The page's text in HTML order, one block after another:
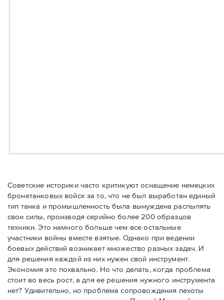
Советские историки часто критикуют оснащение немецких
бронетанковых войск за то, что не был выработан единый
тип танка и промышленность была вынуждена распылять
свои силы, производя серийно более 200 образцов
техники. Это намного больше чем все остальные
участники войны вместе взятые. Однако при ведении
боевых действий возникает множество разных задач. И
для решения каждой из них нужен свой инструмент.
Экономия это похвально. Но что делать, когда проблема
стоит во весь рост, а для ее решения нужного инструмента
нет? Удивительно, но проблема сопровождения пехоты